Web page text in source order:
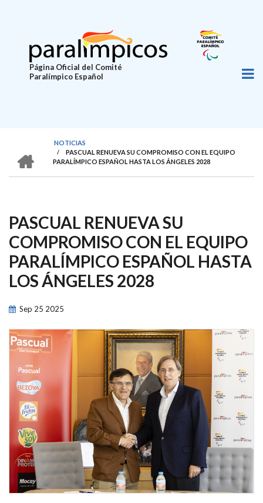
principal
Página Oficial del Comité
Paralímpico Español
SOBRESCRIBIR
ENLACES
AYUDA
A
LA
NAVEGACIÓN
NOTICIAS
/
PASCUAL RENUEVA SU COMPROMISO CON EL EQUIPO
PARALÍMPICO ESPAÑOL HASTA LOS ÁNGELES 2028
PASCUAL RENUEVA SU
COMPROMISO CON EL EQUIPO
PARALÍMPICO ESPAÑOL HASTA
LOS ÁNGELES 2028
Sep 25 2025